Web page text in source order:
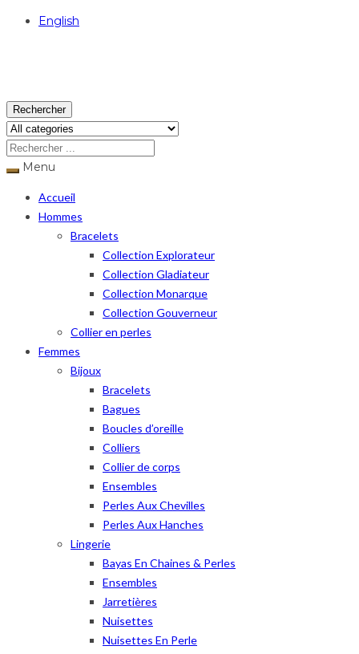
English
Rechercher
Menu
Accueil
Hommes
Bracelets
Collection Explorateur
Collection Gladiateur
Collection Monarque
Collection Gouverneur
Collier en perles
Femmes
Bijoux
Bracelets
Bagues
Boucles d’oreille
Colliers
Collier de corps
Ensembles
Perles Aux Chevilles
Perles Aux Hanches
Lingerie
Bayas En Chaines & Perles
Ensembles
Jarretières
Nuisettes
Nuisettes En Perle